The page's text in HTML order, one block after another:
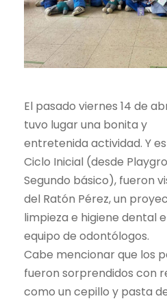
El pasado viernes 14 de
tuvo lugar una bonita y
entretenida actividad. Y
Ciclo Inicial (desde
Segundo básico), fueron
del Ratón Pérez, un
limpieza e higiene dental
equipo de odontólogos.
Cabe mencionar que los
fueron sorprendidos con
como un cepillo y pasta